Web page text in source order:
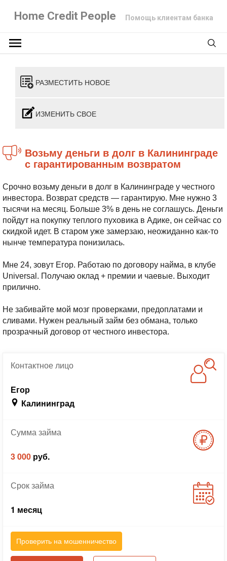
Home Credit People Помощь клиентам банка
РАЗМЕСТИТЬ НОВОЕ
ИЗМЕНИТЬ СВОЕ
Возьму деньги в долг в Калининграде
с гарантированным возвратом
Срочно возьму деньги в долг в Калининграде у честного
инвестора. Возврат средств — гарантирую. Мне нужно 3
тысячи на месяц. Больше 3% в день не соглашусь. Деньги
пойдут на покупку теплого пуховика в Адике, он сейчас со
скидкой идет. В старом уже замерзаю, неожиданно как-то
нынче температура понизилась.
Мне 24, зовут Егор. Работаю по договору найма, в клубе
Universal. Получаю оклад + премии и чаевые. Выходит
прилично.
Не забивайте мой мозг проверками, предоплатами и
сливами. Нужен реальный займ без обмана, только
прозрачный договор от честного инвестора.
Контактноелицо
Егор
Калининград
Суммазайма
3 000 руб.
Срокзайма
1 месяц
Проверить на мошенничество